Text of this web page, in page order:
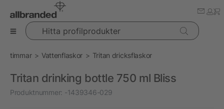
Hitta profilprodukter
timmar Vattenflaskor Tritan dricksflaskor
Tritan drinking bottle 750 ml Bliss
Produktnummer: -1439346-029